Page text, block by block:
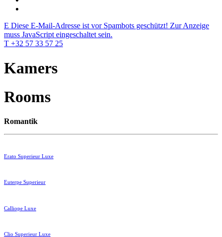
E Diese E-Mail-Adresse ist vor Spambots geschützt! Zur Anzeige
muss JavaScript eingeschaltet sein.
T +32 57 33 57 25
Kamers
Rooms
Romantik
Erato Superieur Luxe
Euterpe Superieur
Calliope Luxe
Clio Superieur Luxe